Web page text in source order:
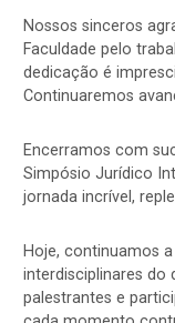
Nossos sinceros
Faculdade pelo
dedicação é
Continuaremos
Encerramos com
Simpósio Jurídico
jornada incrível,
Hoje, continuamos
interdisciplinares do
palestrantes e